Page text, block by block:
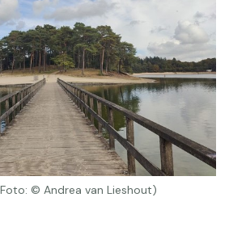
© Andrea van Lieshout)